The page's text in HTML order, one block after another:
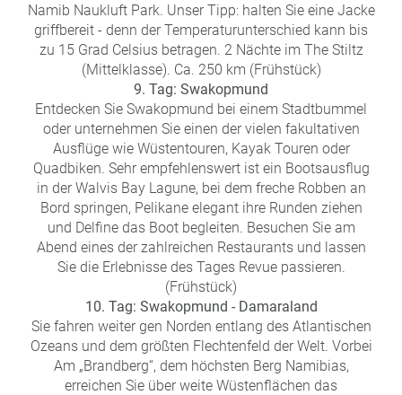
Namib Naukluft Park. Unser Tipp: halten Sie eine Jacke
griffbereit - denn der Temperaturunterschied kann bis
zu 15 Grad Celsius betragen. 2 Nächte im The Stiltz
(Mittelklasse). Ca. 250 km (Frühstück)
9. Tag: Swakopmund
Entdecken Sie Swakopmund bei einem Stadtbummel
oder unternehmen Sie einen der vielen fakultativen
Ausflüge wie Wüstentouren, Kayak Touren oder
Quadbiken. Sehr empfehlenswert ist ein Bootsausflug
in der Walvis Bay Lagune, bei dem freche Robben an
Bord springen, Pelikane elegant ihre Runden ziehen
und Delfine das Boot begleiten. Besuchen Sie am
Abend eines der zahlreichen Restaurants und lassen
Sie die Erlebnisse des Tages Revue passieren.
(Frühstück)
10. Tag: Swakopmund - Damaraland
Sie fahren weiter gen Norden entlang des Atlantischen
Ozeans und dem größten Flechtenfeld der Welt. Vorbei
Am „Brandberg“, dem höchsten Berg Namibias,
erreichen Sie über weite Wüstenflächen das